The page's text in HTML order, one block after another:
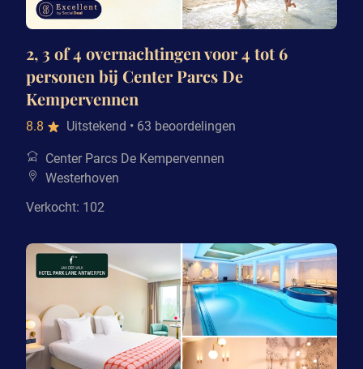
2, 3 of 4 overnachtingen voor 4 tot 6
personen bij Center Parcs De
Kempervennen
8.8 Uitstekend • 63 beoordelingen
Center Parcs De Kempervennen
Westerhoven
Verkocht: 102